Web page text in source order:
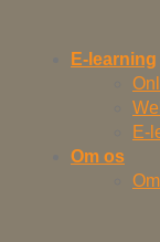
E-learning
E-
Om os